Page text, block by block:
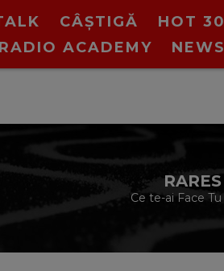
CÂȘTIGĂ
HOT 30
RADIO ACADEMY NEWS
NON STOP VIRGIN
cu Virgin Radio Romania